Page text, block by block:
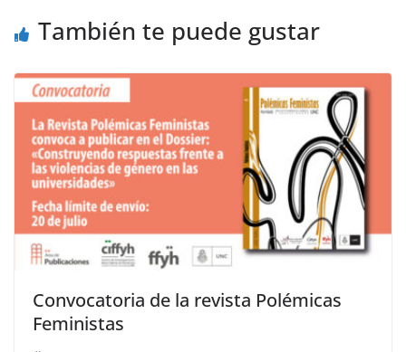
También te puede gustar
Convocatoria de la revista Polémicas
Feministas